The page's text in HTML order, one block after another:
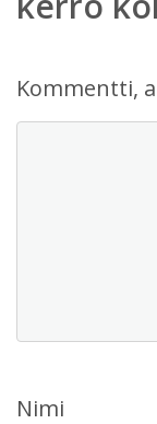
Kommentti,
Nimi